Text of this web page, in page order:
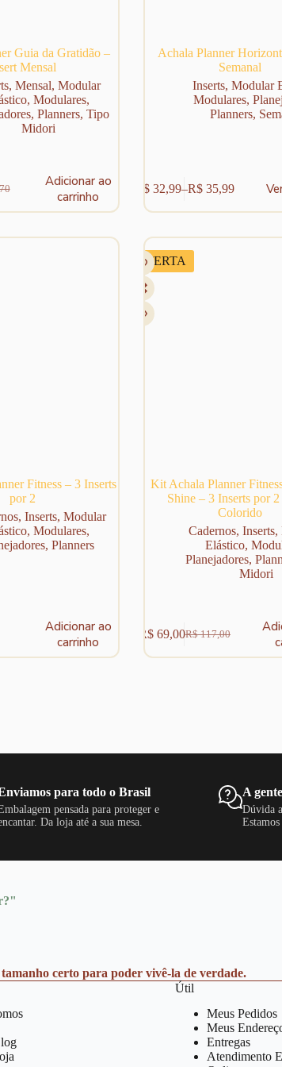
Guia da Gratidão –
Mensal
, Mensal, Modular
, Modulares,
, Planners, Tipo
Midori
Adicionar ao
carrinho
Achala Planner
Semanal
Inserts, Modular
Modulares,
Planners,
R$32,99–R$35,99
Faixa
de
R$ 32,99
através
R$ 35,99
produto
tem
variantes.
As
opções
podem
ser
escolhidas
Fitness – 3 Inserts
por 2
, Inserts, Modular
, Modulares,
,Planners
Adicionar ao
carrinho
OFERTA
Kit Achala Planner
Shine – 3 Inserts por
Colorido
Cadernos, Inserts,
Elástico,
Planejadores,
Midori
R$117,00
O
preço
R$69,00O
preço
para todo o Brasil
pensada para proteger e
Da loja até a sua mesa.
A
Dúvida
certo para poder vivê-la de verdade.
Útil
Meus Pedidos
Meus
Entregas
Atendimento